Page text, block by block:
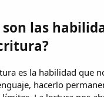
son las
es la habilidad que
hacerlo